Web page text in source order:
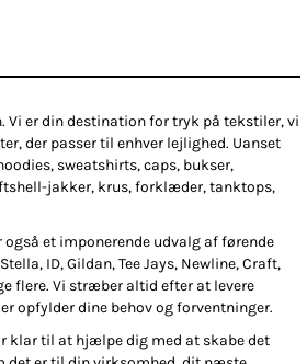
Vi er din destination for tryk på tekstiler, vi
der passer til enhver lejlighed. Uanset
sweatshirts, caps, bukser,
jakker, krus, forklæder, tanktops,
et imponerende udvalg af førende
ID, Gildan, Tee Jays, Newline, Craft,
flere. Vi stræber altid efter at levere
opfylder dine behov og forventninger.
klar til at hjælpe dig med at skabe det